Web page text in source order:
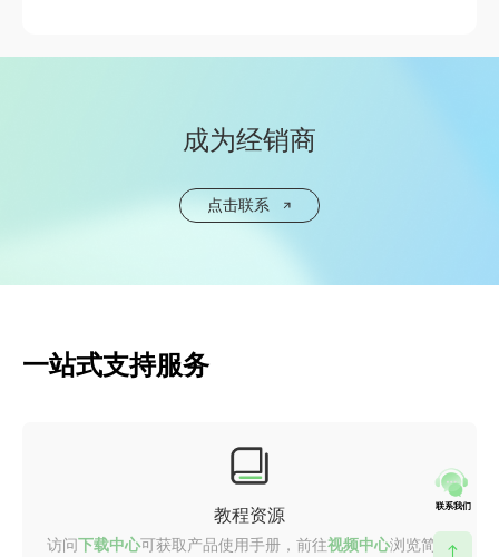
成为经销商
点击联系
一站式支持服务
教程资源
访问下载中心可获取产品使用手册，前往视频中心浏览简明
联系我们